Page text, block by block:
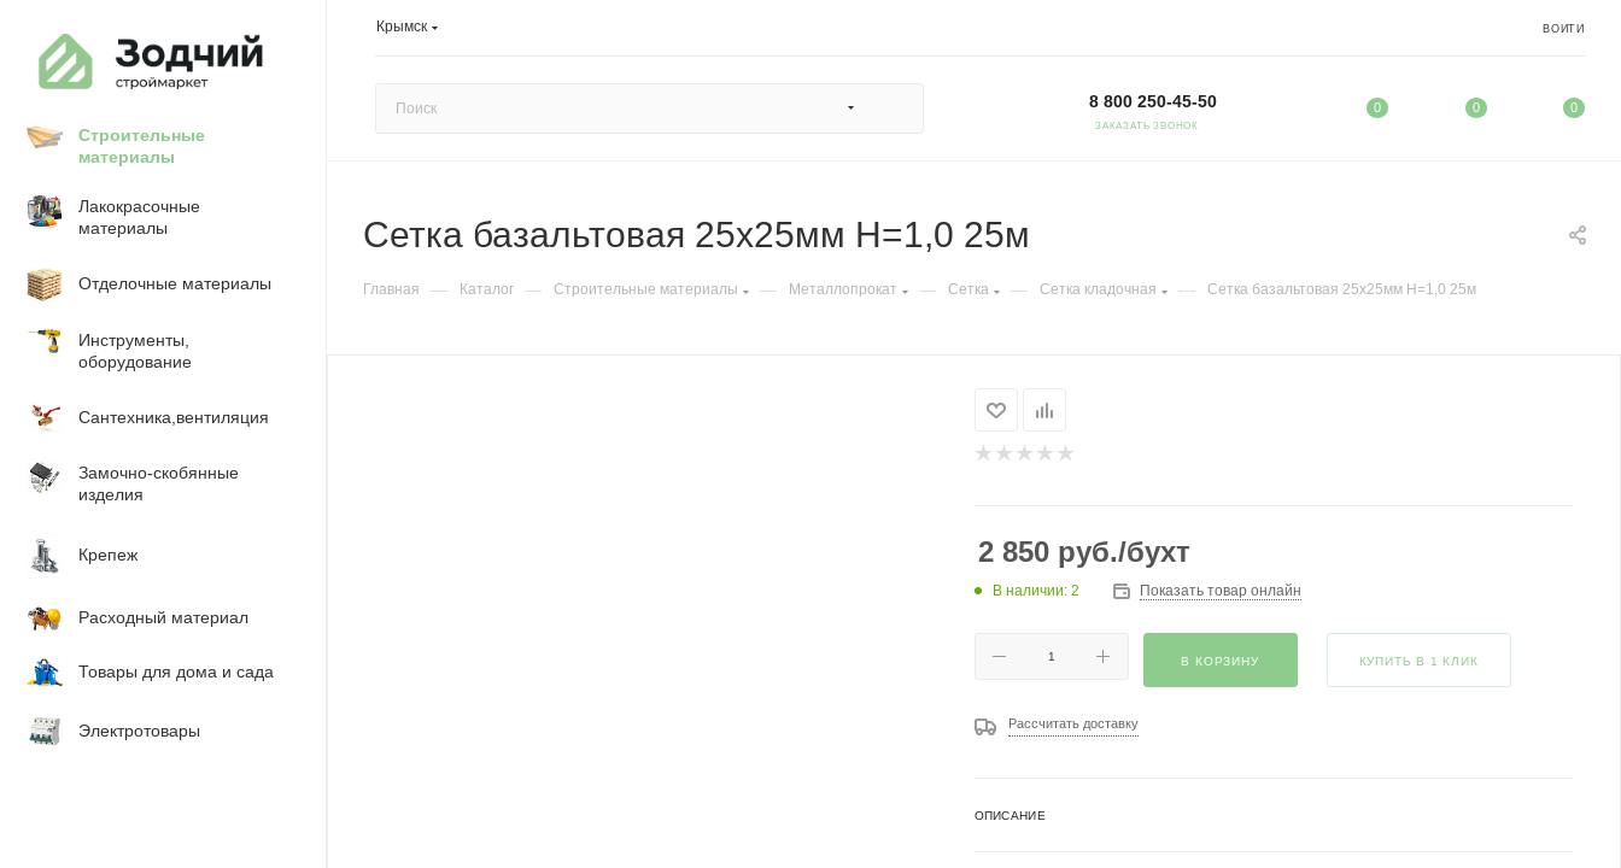
Крымск ВОЙТИ
8 800 250-45-50
ЗАКАЗАТЬ ЗВОНОК
0 0 0
Строительные
материалы
Лакокрасочные
материалы
Отделочные материалы
Инструменты,
оборудование
Сантехника,вентиляция
Замочно-скобянные
изделия
Крепеж
Расходный материал
Товары для дома и сада
Электротовары
Сетка базальтовая 25х25мм H=1,0 25м
Главная — Каталог — Строительные материалы — Металлопрокат — Сетка — Сетка кладочная — Сетка базальтовая 25х25мм H=1,0 25м
2 850руб./бухт
В наличии: 2 Показать товар онлайн
В КОРЗИНУ КУПИТЬ В 1 КЛИК
Рассчитать доставку
ОПИСАНИЕ